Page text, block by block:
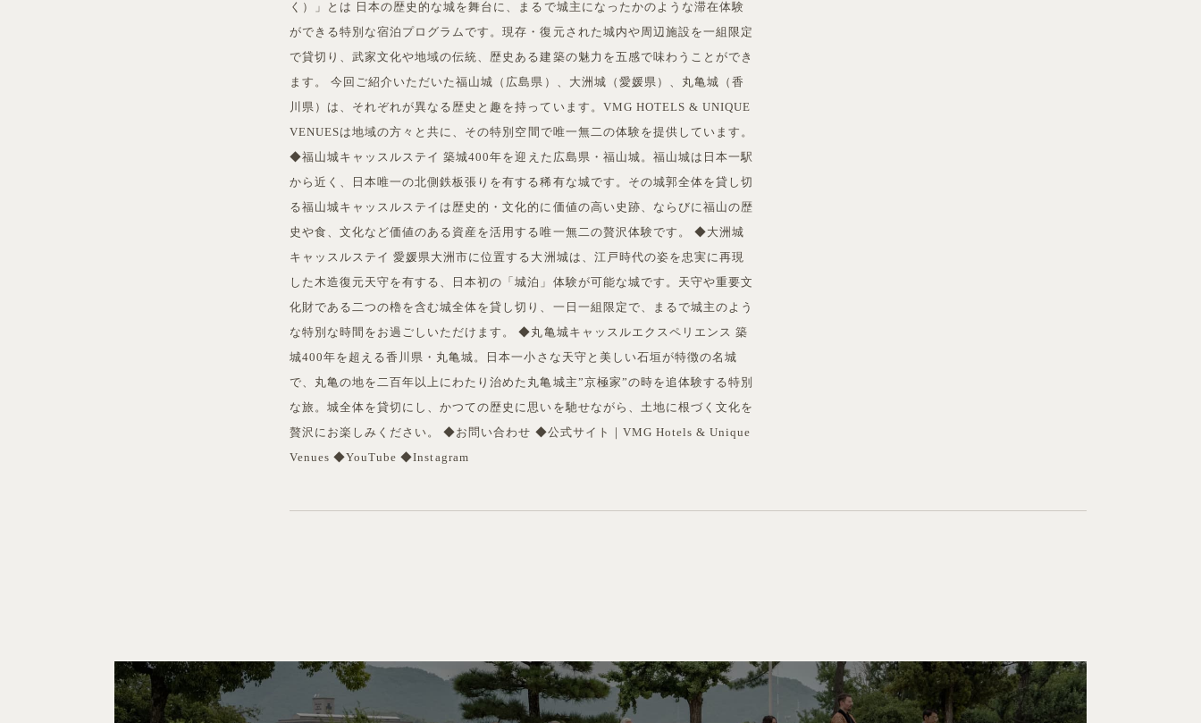
く）」とは 日本の歴史的な城を舞台に、まるで城主になったかのような滞在体験
ができる特別な宿泊プログラムです。現存・復元された城内や周辺施設を一組限定
で貸切り、武家文化や地域の伝統、歴史ある建築の魅力を五感で味わうことができ
ます。 今回ご紹介いただいた福山城（広島県）、大洲城（愛媛県）、丸亀城（香
川県）は、それぞれが異なる歴史と趣を持っています。VMG HOTELS & UNIQUE
VENUESは地域の方々と共に、その特別空間で唯一無二の体験を提供しています。
◆福山城キャッスルステイ 築城400年を迎えた広島県・福山城。福山城は日本一駅
から近く、日本唯一の北側鉄板張りを有する稀有な城です。その城郭全体を貸し切
る福山城キャッスルステイは歴史的・文化的に価値の高い史跡、ならびに福山の歴
史や食、文化など価値のある資産を活用する唯一無二の贅沢体験です。 ◆大洲城
キャッスルステイ 愛媛県大洲市に位置する大洲城は、江戸時代の姿を忠実に再現
した木造復元天守を有する、日本初の「城泊」体験が可能な城です。天守や重要文
化財である二つの櫓を含む城全体を貸し切り、一日一組限定で、まるで城主のよう
な特別な時間をお過ごしいただけます。 ◆丸亀城キャッスルエクスペリエンス 築
城400年を超える香川県・丸亀城。日本一小さな天守と美しい石垣が特徴の名城
で、丸亀の地を二百年以上にわたり治めた丸亀城主”京極家”の時を追体験する特別
な旅。城全体を貸切にし、かつての歴史に思いを馳せながら、土地に根づく文化を
贅沢にお楽しみください。 ◆お問い合わせ ◆公式サイト｜VMG Hotels & Unique
Venues ◆YouTube ◆Instagram